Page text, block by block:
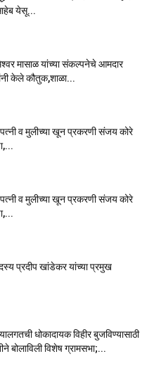
येसू...
मासाळ यांच्या संकल्पनेचे आमदार
केले कौतुक,शाळा...
व मुलीच्या खून प्रकरणी संजय कोरे
व मुलीच्या खून प्रकरणी संजय कोरे
प्रदीप खांडेकर यांच्या प्रमुख
धोकादायक विहीर बुजविण्यासाठी
बोलाविली विशेष ग्रामसभा;...